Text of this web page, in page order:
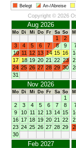
Belegt An-/Abreise
Copyright © 2026
Aug 2026
Mo Di Mi Do Fr Sa So
1
2
3
4 5 6 7 8
9
10 11 12 13 14 15 16
17 18 19 20 21 22 23
24 25 26 27 28 29 30
31
Nov 2026
Mo Di Mi Do Fr Sa So
1
2
3 4 5 6 7
8
9
10 11 12 13 14 15
16 17 18 19 20 21 22
23 24 25 26 27 28 29
30
Feb 2027